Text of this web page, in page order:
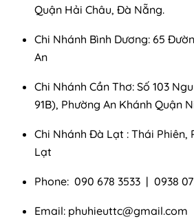
Quận Hải Châu, Đà Nẵng.
Chi Nhánh Bình Dương: 65
An
Chi Nhánh Cần Thơ: Số 103
91B), Phường An Khánh Quận
Chi Nhánh Đà Lạt : Thái Phiên,
Lạt
Phone: 090 678 3533 | 0938
Email: phuhieuttc@gmail.com